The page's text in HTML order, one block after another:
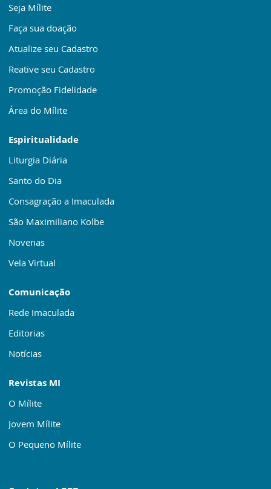
Seja Mílite
Faça sua doação
Atualize seu Cadastro
Reative seu Cadastro
Promoção Fidelidade
Área do Mílite
Espiritualidade
Liturgia Diária
Santo do Dia
Consagração a Imaculada
São Maximiliano Kolbe
Novenas
Vela Virtual
Comunicação
Rede Imaculada
Editorias
Notícias
Revistas MI
O Mílite
Jovem Mílite
O Pequeno Mílite